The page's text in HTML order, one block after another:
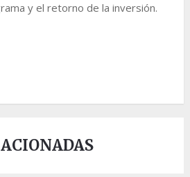
y el retorno de la inversión.